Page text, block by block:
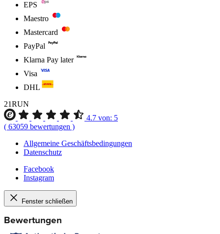
EPS
Maestro
Mastercard
PayPal
Klarna Pay later
Visa
DHL
21RUN
4.7 von: 5
( 63059 bewertungen )
Allgemeine Geschäftsbedingungen
Datenschutz
Facebook
Instagram
Fenster schließen